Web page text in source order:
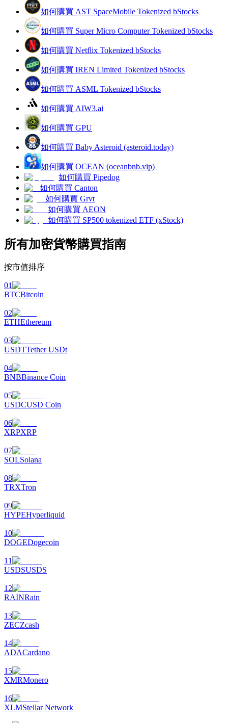
學習如何保持盈利
理財
增值寶
使您的資產穩定增值
機槍池
一鍵質押鎖定高收益
活期質押獲得熱門資產
鎖倉BTR
輕鬆獲得多重福利
如何購買 AST SpaceMobile Tokenized bStocks
如何購買 Super Micro Computer Tokenized bStocks
如何購買 Netflix Tokenized bStocks
如何購買 IREN Limited Tokenized bStocks
如何購買 ASML Tokenized bStocks
如何購買 AIW3.ai
如何購買 GPU
如何購買 Baby Asteroid (asteroid.today)
如何購買 OCEAN (oceanbnb.vip)
如何購買 Pipedog
如何購買 Canton
如何購買 Grvt
如何購買 AEON
如何購買 SP500 tokenized ETF (xStock)
所有加密貨幣購買指南
按市值排序
01
BTCBitcoin
02
ETHEthereum
03
USDTTether USDt
04
BNBBinance Coin
05
USDCUSD Coin
06
XRPXRP
07
SOLSolana
08
TRXTron
09
HYPEHyperliquid
10
DOGEDogecoin
11
USDSUSDS
12
RAINRain
13
ZECZcash
14
ADACardano
15
XMRMonero
16
XLMStellar Network